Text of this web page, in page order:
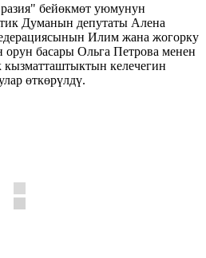
бейөкмөт уюмунун
Думанын депутаты Алена
Илим жана жогорку
басары Ольга Петрова менен
келечегин
өткөрүлдү.